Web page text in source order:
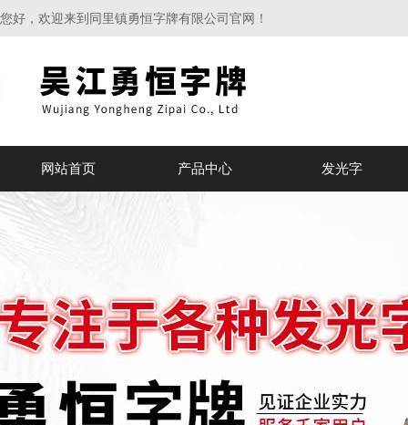
您好，欢迎来到同里镇勇恒字牌有限公司官网！
网站首页 产品中心 发光字